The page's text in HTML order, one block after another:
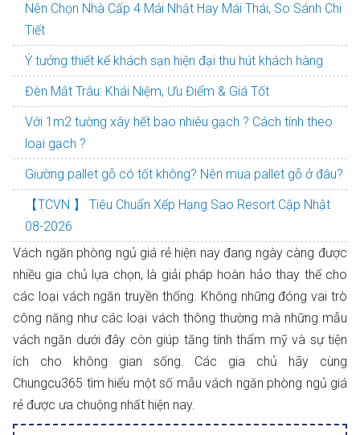
Nên Chọn Nhà Cấp 4 Mái Nhật Hay Mái Thái, So Sánh Chi
Tiết
Ý tưởng thiết kế khách sạn hiện đại thu hút khách hàng
Đèn Mắt Trâu: Khái Niệm, Ưu Điểm & Giá Tốt
Với 1m2 tường xây hết bao nhiêu gạch ? Cách tính theo
loại gạch ?
Giường pallet gỗ có tốt không? Nên mua pallet gỗ ở đâu?
【TCVN 】 Tiêu Chuẩn Xếp Hạng Sao Resort Cập Nhật
08-2026
Vách ngăn phòng ngủ giá rẻ hiện nay đang ngày càng được
nhiều gia chủ lựa chọn, là giải pháp hoàn hảo thay thế cho
các loại vách ngăn truyền thống. Không những đóng vai trò
công năng như các loại vách thông thường mà những mẫu
vách ngăn dưới đây còn giúp tăng tính thẩm mỹ và sự tiện
ích cho không gian sống. Các gia chủ hãy cùng
Chungcu365 tìm hiểu một số mẫu vách ngăn phòng ngủ giá
rẻ được ưa chuộng nhất hiện nay.